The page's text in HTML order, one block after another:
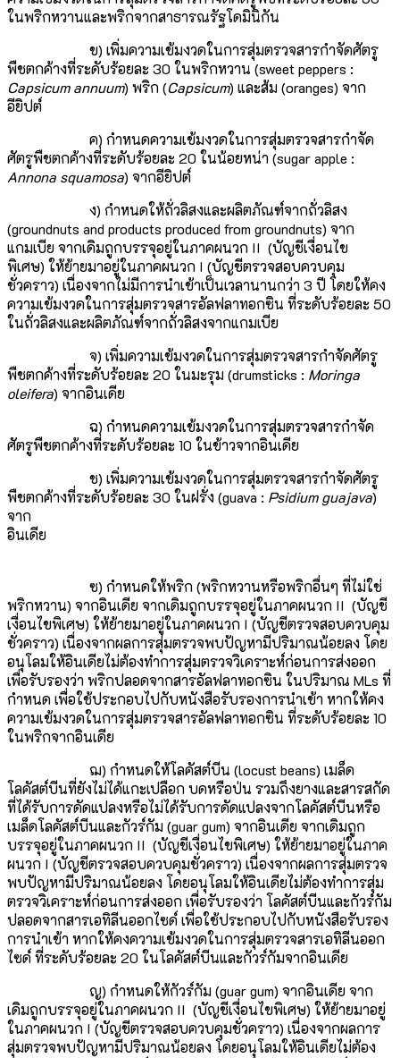
ในพริกหวานและพริกจากสาธารณรัฐโดมินิกัน
ข) เพิ่มความเข้มงวดในการสุ่มตรวจสารกำจัดศัตรู
พืชตกค้างที่ระดับร้อยละ 30 ในพริกหวาน (sweet peppers :
Capsicum annuum) พริก (Capsicum) และส้ม (oranges) จาก
อียิปต์
ค) กำหนดความเข้มงวดในการสุ่มตรวจสารกำจัด
ศัตรูพืชตกค้างที่ระดับร้อยละ 20 ในน้อยหน่า (sugar apple :
Annona squamosa) จากอียิปต์
ง) กำหนดให้ถั่วลิสงและผลิตภัณฑ์จากถั่วลิสง
(groundnuts and products produced from groundnuts) จาก
แกมเบีย จากเดิมถูกบรรจุอยู่ในภาคผนวก II (บัญชีเงื่อนไข
พิเศษ) ให้ย้ายมาอยู่ในภาคผนวก I (บัญชีตรวจสอบควบคุม
ชั่วคราว) เนื่องจากไม่มีการนำเข้าเป็นเวลานานกว่า 3 ปี โดยให้คง
ความเข้มงวดในการสุ่มตรวจสารอัลฟลาทอกซิน ที่ระดับร้อยละ 50
ในถั่วลิสงและผลิตภัณฑ์จากถั่วลิสงจากแกมเบีย
จ) เพิ่มความเข้มงวดในการสุ่มตรวจสารกำจัดศัตรู
พืชตกค้างที่ระดับร้อยละ 20 ในมะรุม (drumsticks : Moringa
oleifera) จากอินเดีย
ฉ) กำหนดความเข้มงวดในการสุ่มตรวจสารกำจัด
ศัตรูพืชตกค้างที่ระดับร้อยละ 10 ในข้าวจากอินเดีย
ช) เพิ่มความเข้มงวดในการสุ่มตรวจสารกำจัดศัตรู
พืชตกค้างที่ระดับร้อยละ 30 ในฝรั่ง (guava : Psidium guajava)
จาก
อินเดีย
ซ) กำหนดให้พริก (พริกหวานหรือพริกอื่นๆ ที่ไม่ใช่
พริกหวาน) จากอินเดีย จากเดิมถูกบรรจุอยู่ในภาคผนวก II (บัญชี
เงื่อนไขพิเศษ) ให้ย้ายมาอยู่ในภาคผนวก I (บัญชีตรวจสอบควบคุม
ชั่วคราว) เนื่องจากผลการสุ่มตรวจพบปัญหามีปริมาณน้อยลง โดย
อนุโลมให้อินเดียไม่ต้องทำการสุ่มตรวจวิเคราะห์ก่อนการส่งออก
เพื่อรับรองว่า พริกปลอดจากสารอัลฟลาทอกซิน ในปริมาณ MLs ที่
กำหนด เพื่อใช้ประกอบไปกับหนังสือรับรองการนำเข้า หากให้คง
ความเข้มงวดในการสุ่มตรวจสารอัลฟลาทอกซิน ที่ระดับร้อยละ 10
ในพริกจากอินเดีย
ฌ) กำหนดให้โลคัสต์บีน (locust beans) เมล็ด
โลคัสต์บีนที่ยังไม่ได้แกะเปลือก บดหรือป่น รวมถึงยางและสารสกัด
ที่ได้รับการดัดแปลงหรือไม่ได้รับการดัดแปลงจากโลคัสต์บีนหรือ
เมล็ดโลคัสต์บีนและกัวร์กัม (guar gum) จากอินเดีย จากเดิมถูก
บรรจุอยู่ในภาคผนวก II (บัญชีเงื่อนไขพิเศษ) ให้ย้ายมาอยู่ในภาค
ผนวก I (บัญชีตรวจสอบควบคุมชั่วคราว) เนื่องจากผลการสุ่มตรวจ
พบปัญหามีปริมาณน้อยลง โดยอนุโลมให้อินเดียไม่ต้องทำการสุ่ม
ตรวจวิเคราะห์ก่อนการส่งออก เพื่อรับรองว่า โลคัสต์บีนและกัวร์กัม
ปลอดจากสารเอทิลีนออกไซด์ เพื่อใช้ประกอบไปกับหนังสือรับรอง
การนำเข้า หากให้คงความเข้มงวดในการสุ่มตรวจสารเอทิลีนออก
ไซด์ ที่ระดับร้อยละ 20 ในโลคัสต์บีนและกัวร์กัมจากอินเดีย
ญ) กำหนดให้กัวร์กัม (guar gum) จากอินเดีย จาก
เดิมถูกบรรจุอยู่ในภาคผนวก II (บัญชีเงื่อนไขพิเศษ) ให้ย้ายมาอยู่
ในภาคผนวก I (บัญชีตรวจสอบควบคุมชั่วคราว) เนื่องจากผลการ
สุ่มตรวจพบปัญหามีปริมาณน้อยลง โดยอนุโลมให้อินเดียไม่ต้อง